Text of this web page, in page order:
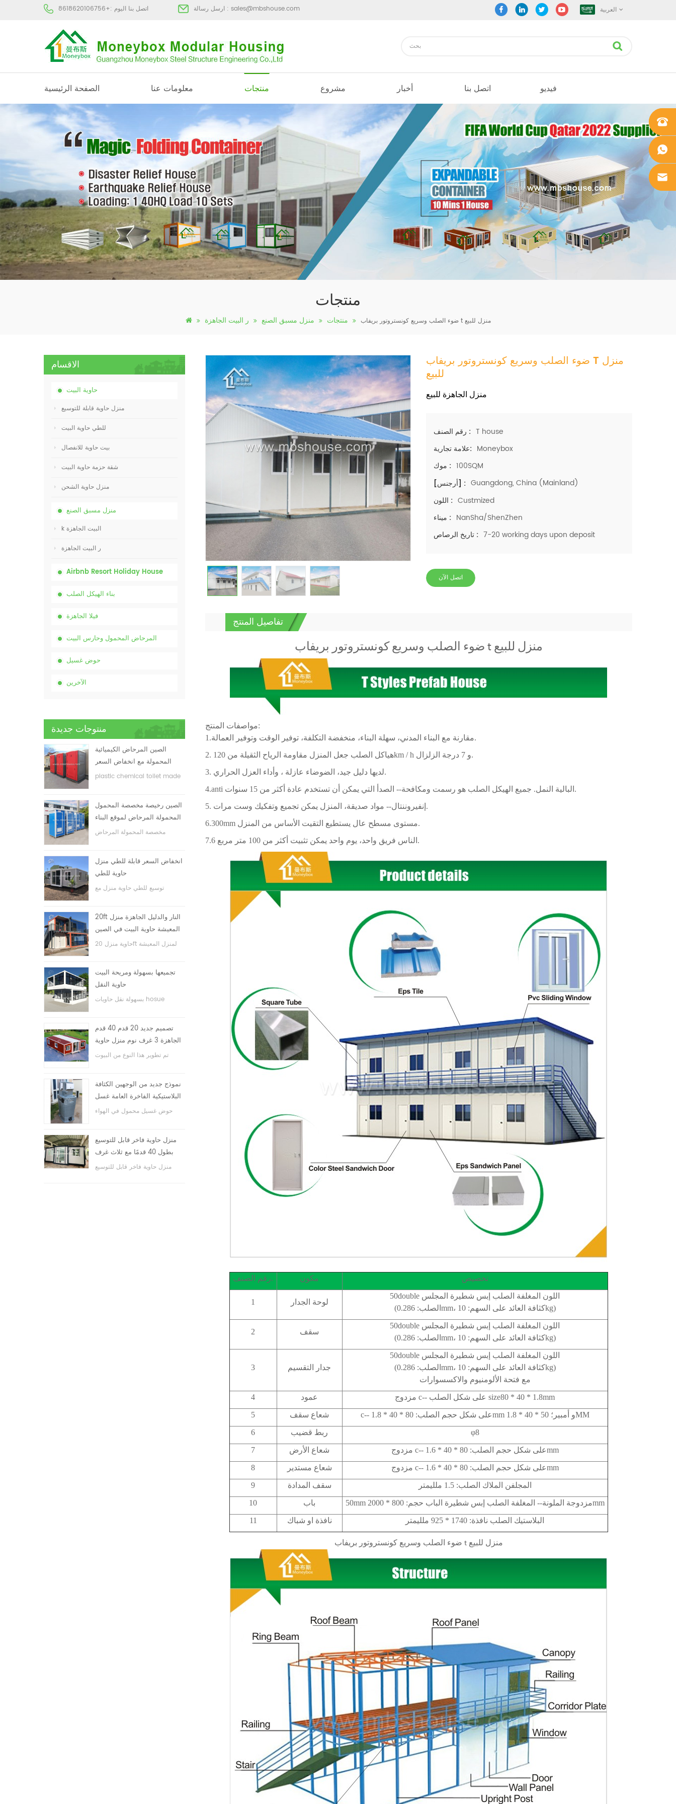
اتصل بنا اليوم :+8618620106756 ارسل رسالة : sales@mbshouse.com العربية
الصفحة الرئيسية معلومات عنا منتجات مشروع أخبار اتصل بنا فيديو
منتجات
منتجات منزل مسبق الصنع ر البيت الجاهزة ضوء الصلب وسريع كونستروتور بريفاب t منزل للبيع
الاقسام
حاوية البيت
منزل حاوية قابلة للتوسيع
للطي حاوية البيت
بيت حاوية للانفصال
شقة حزمة حاوية البيت
منزل حاوية الشحن
منزل مسبق الصنع
k البيت الجاهزة
ر البيت الجاهزة
Airbnb Resort Holiday House
بناء الهيكل الصلب
فيلا الجاهزة
المرحاض المحمول وحارس البيت
حوض غسيل
الآخرين
منتوجات جديدة
الصين المرحاض الكيميائية
المحمولة مع انخفاض السعر
plastic chemical toilet made
الصين رخيصة مخصصة المحمول
المحمولة المرحاض لموقع البناء
مخصصة المحمولة المرحاض
انخفاض السعر قابلة للطي منزل
حاوية للطي
توسيع للطي حاوية منزل مع
20ft النار والدليل الجاهزة منزل
المعيشة حاوية البيت في الصين
حاوية منزل 20ft لمنزل المعيشة
تجميعها بسهولة ومريحة البيت
حاوية النقل
بسهولة نقل حاويات hosue
تصميم جديد 20 قدم 40 قدم
الجاهزة 3 غرف نوم منزل حاوية
قابلة للتوسيع صغيرة
تم تطوير هذا النوع من البيوت
كهربائي.
نموذج جديد من الوجهين الكثافة
البلاستيكية الفاخرة العامة غسل
اليد حوض الحمام
حوض غسيل محمول في الهواء
منزل حاوية فاخر قابل للتوسيع
بطول 40 قدمًا مع ثلاث غرف
نوم
منزل حاوية فاخر قابل للتوسيع
ضوء الصلب وسريع كونستروتور بريفاب T منزل
للبيع
منزل الجاهزة للبيع
رقم الصنف : T house
علامة تجارية: Moneybox
موك : 100SQM
[أرجنس] : Guangdong, China (Mainland)
اللون : Custmized
ميناء : NanSha/ShenZhen
تاريخ الرصاص : 7-20 working days upon deposit
اتصل الآن
تفاصيل المنتج
ضوء الصلب وسريع كونستروتور بريفاب t منزل للبيع
مواصفات المنتج:
1.مقارنة مع البناء المدني، سهلة البناء، منخفضة التكلفة، توفير الوقت وتوفير العمالة.
2. هياكل الصلب جعل المنزل مقاومة الرياح الثقيلة من 120km / h و 7 درجة الزلزال.
3. لديها دليل جيد، الضوضاء عازلة
، وأداء العزل الحراري.
4.anti البالية النمل. جميع الهيكل الصلب هو رسمت ومكافحة-- الصدأ التي يمكن أن تستخدم عادة أكثر من 15 سنوات.
5. إنفيروننتال-- مواد صديقة، المنزل يمكن تجميع وتفكيك وست مرات.
6.300mm مستوى مسطح عال يستطيع التقيت الأساس من المنزل.
7.6 الناس فريق واحد، يوم واحد يمكن تثبيت أكثر من 100 متر مربع.
رقم الصنف. مكون تخصيص
1 لوحة الجدار
50double اللون المغلفة الصلب إبس شطيرة المجلس
(الصلب: 0.286mm، كثافة العائد على السهم: 10kg)
2 سقف
50double اللون المغلفة الصلب إبس شطيرة المجلس
(الصلب: 0.286mm، كثافة العائد على السهم: 10kg)
3 جدار التقسيم
50double اللون المغلفة الصلب إبس شطيرة المجلس
(الصلب: 0.286mm، كثافة العائد على السهم: 10kg)
مع فتحة الألومنيوم والاكسسوارات
4 عمود مزدوج c-- على شكل الصلب size80 * 40 * 1.8mm
5 شعاع سقف c-- على شكل حجم الصلب: 80 * 40 * 1.8mm و أمبير؛ 50 * 40 * 1.8MM
6 ربط قضيب φ8
7 شعاع الأرض مزدوج c-- على شكل حجم الصلب: 80 * 40 * 1.6mm
8 شعاع مستدير مزدوج c-- على شكل حجم الصلب: 80 * 40 * 1.6mm
9 سقف المدادة المجلفن الملاك الصلب: 1.5 ملليمتر
10 باب 50mm مزدوجة الملونة-- المغلفة الصلب إبس شطيرة الباب حجم: 800 * 2000mm
11 نافذة او شباك البلاستيك الصلب نافذة: 1740 * 925 ملليمتر
ضوء الصلب وسريع كونستروتور بريفاب t منزل للبيع
+861862
0106756
+861862
mbshou